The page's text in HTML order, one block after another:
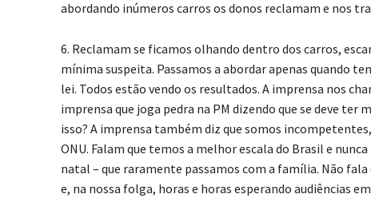
abordando inúmeros carros os donos reclamam e nos
6. Reclamam se ficamos olhando dentro dos carros,
mínima suspeita. Passamos a abordar apenas quando
lei. Todos estão vendo os resultados. A imprensa nos
imprensa que joga pedra na PM dizendo que se deve ter
isso? A imprensa também diz que somos
ONU. Falam que temos a melhor escala do Brasil e
natal – que raramente passamos com a família. Não
e, na nossa folga, horas e horas esperando audiências